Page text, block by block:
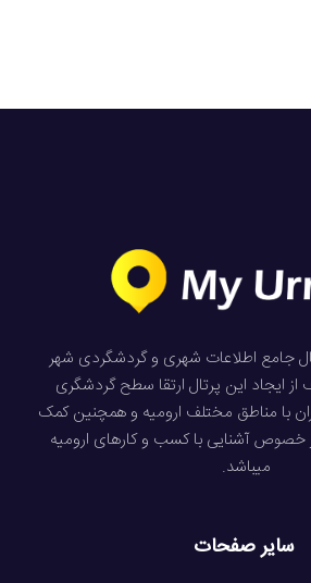
جامع اطلاعات شهری و گردشگردی شهر
از ایجاد این پرتال ارتقا سطح گردشگری
با مناطق مختلف ارومیه و همچنین کمک
خصوص آشنایی با کسب و کارهای ارومیه
میباشد.
سایر صفحات